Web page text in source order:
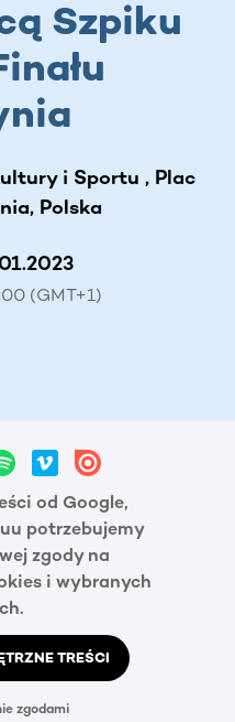
Szpiku
i Sportu , Plac
Polska
(GMT+1)
od Google,
potrzebujemy
zgody na
i wybranych
TREŚCI
zgodami